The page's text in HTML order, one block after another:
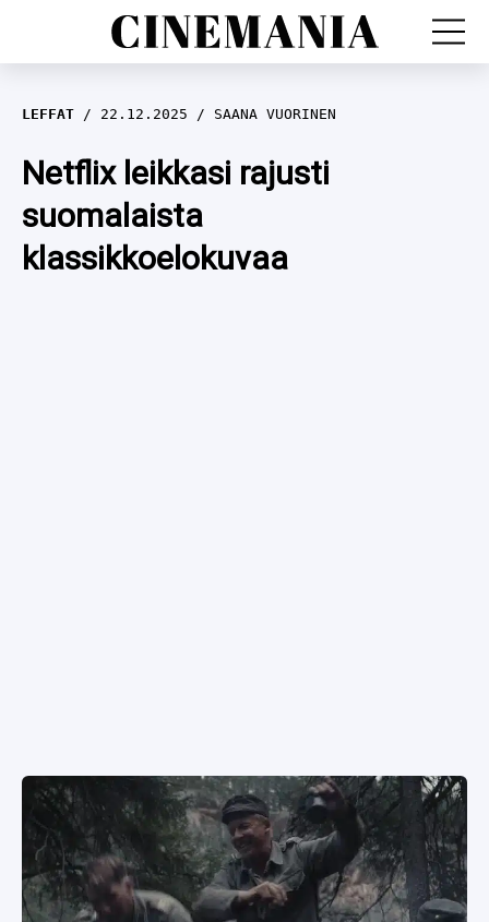
LEFFAT
SARJAT
TV
LEFFAHERKUT
LEFFAT 22.12.2025 SAANA VUORINEN
Netflix leikkasi rajusti
suomalaista
klassikkoelokuvaa